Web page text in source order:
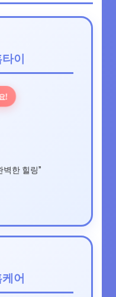
이
!
한 힐링”
어